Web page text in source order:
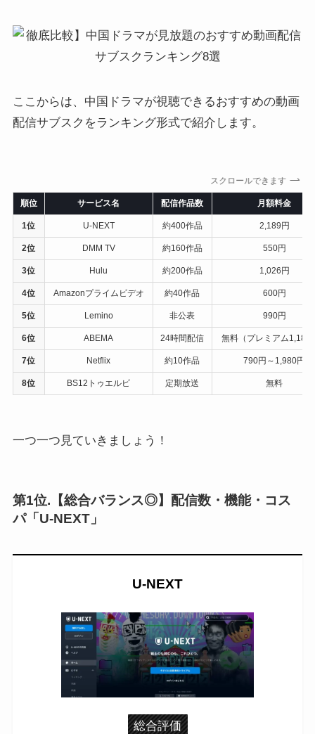
ここからは、中国ドラマが視聴できるおすすめの動画
配信サブスクをランキング形式で紹介します。
スクロールできます
順位 サービス名 配信作品数 月額料金
1位 U-NEXT 約400作品 2,189円
2位 DMM TV 約160作品 550円
3位 Hulu 約200作品 1,026円
4位 Amazonプライムビデオ 約40作品 600円
5位 Lemino 非公表 990円
6位 ABEMA 24時間配信 無料（プレミアム1,180
7位 Netflix 約10作品 790円～1,980円
8位 BS12トゥエルビ 定期放送 無料
一つ一つ見ていきましょう！
第1位.【総合バランス◎】配信数・機能・コス
パ「U-NEXT」
U-NEXT
総合評価